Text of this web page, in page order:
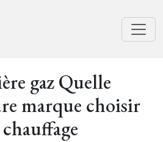
gaz Quelle
marque choisir